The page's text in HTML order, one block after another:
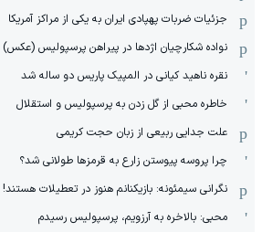
جزئیات ضربات پهپادی ایران به یکی از مراکز آمریکا
نواده شکارچیان اژدها در پیراهن پرسپولیس (عکس)
نقره ناهید کیانی در المپیک پاریس دو ساله شد
خاطره محبی از گل زدن به پرسپولیس و استقلال
علت جدایی ربیعی از زبان حجت کریمی
چرا پروسه پیوستن زارع به قرمزها طولانی شد؟
نگرانی سیمئونه: بازیکنانم هنوز در تعطیلات هستند!
محبی: بالاخره به آرزویم، پرسپولیس رسیدم